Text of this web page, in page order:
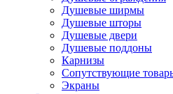
Душевые ширмы
Душевые шторы
Душевые двери
Душевые поддоны
Карнизы
Сопутствующие
Экраны